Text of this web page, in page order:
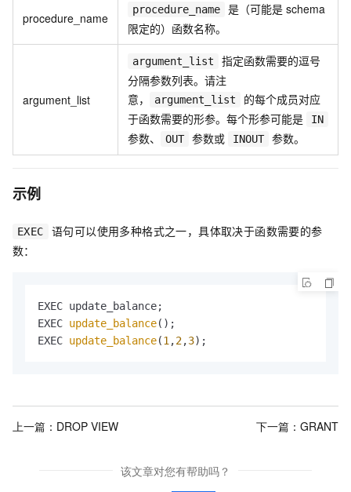
procedure_name
procedure_name
是（可能是 schema
限定的）函数名称。
argument_list
argument_list
指定函数需要的逗号
分隔参数列表。请注
意，
argument_list
的每个成员对应
于函数需要的形参。每个形参可能是
IN
参数、 OUT 参数或 INOUT 参数。
示例
EXEC
语句可以使用多种格式之一，具体取决于函数需要的参
数：
EXEC update_balance;
EXEC update_balance();
EXEC update_balance(1 ,2,3);
上一篇： DROP VIEW 下一篇： GRANT
该文章对您有帮助吗？